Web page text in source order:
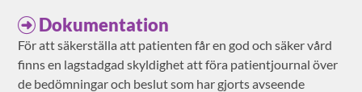
Dokumentation
För att säkerställa att patienten får en god och säker vård
finns en lagstadgad skyldighet att föra patientjournal över
de bedömningar och beslut som har gjorts avseende